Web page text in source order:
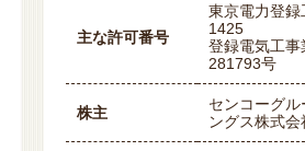
主な許可番号
東京電力登
1425
登録電気工
281793号
株主
センコーグル
ングス株式